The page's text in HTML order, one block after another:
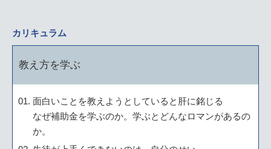
カリキュラム
教え方を学ぶ
面白いことを教えようとしていると肝に銘じる
なぜ補助金を学ぶのか。学ぶとどんなロマンがあるの
か。